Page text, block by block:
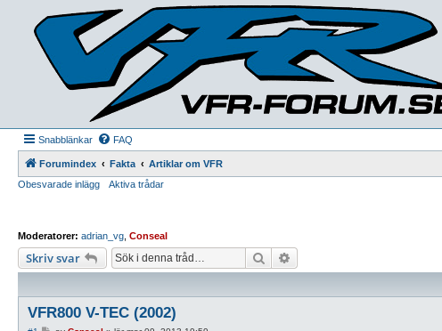
Snabblänkar FAQ
Forumindex Fakta
Artiklar om VFR
Obesvarade inlägg
Aktiva trådar
Moderatorer: adrian_vg Conseal
Skriv svar Sök
VFR800 V-TEC (2002)